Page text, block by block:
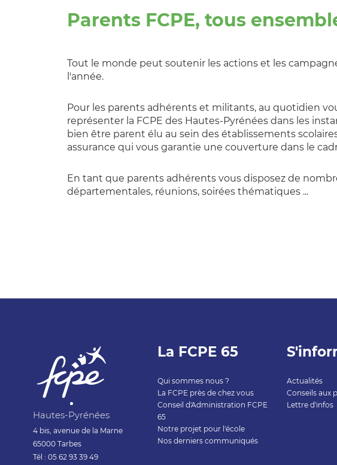
Parents FCPE, tous
Tout le monde peut soutenir les actions et les
l'année.
Pour les parents adhérents et militants, au quotidien
représenter la FCPE des Hautes-Pyrénées dans les
bien être parent élu au sein des établissements
assurance qui vous garantie une couverture dans le
En tant que parents adhérents vous disposez de
départementales, réunions, soirées thématiques ...
Hautes-Pyrénées
4 bis, avenue de la Marne
65000 Tarbes
Tél : 05 62 93 39 49
La FCPE 65
Qui sommes nous ?
La FCPE près de chez vous
Conseil d'Administration FCPE
65
Notre projet pour l'école
Nos derniers communiqués
Actualités
Conseils aux
Lettre d'infos